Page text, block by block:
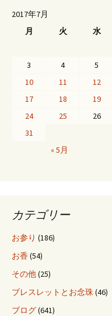
稿
ナ
ビ
ゲ
ョ
ン
2017年7月
月
火 水
3
4 5
10
11 12
17
18 19
24
25 26
31
« 5月
カテゴリー
お参り (186)
お香(54)
その他(25)
ブレスレットとお念珠(46)
ブログ(641)